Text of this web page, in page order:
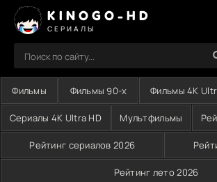
KINOGO-HD
СЕРИАЛЫ
Фильмы Фильмы 90-х Фильмы 4K
Сериалы 4K Ultra HD Мультфильмы
Рейтинг сериалов 2026
Рейтинг лето 2026